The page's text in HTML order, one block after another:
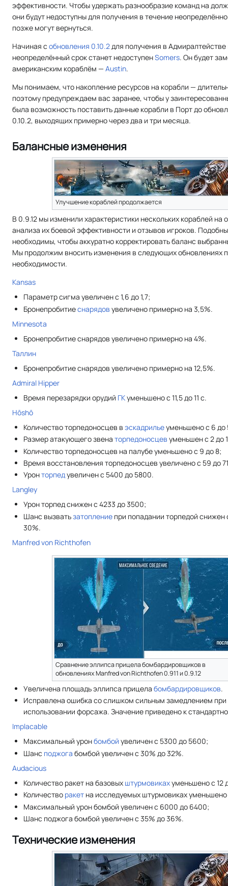
эффективности. Чтобы удержать разнообразие команд на
они будут недоступны для получения в течение
позже могут вернуться.
Начиная с обновления 0.10.2для получения в Адмиралтействе
неопределённый срок станет недоступенSomers. Он будет
американским кораблём — Austin.
Мы понимаем, что накопление ресурсов на корабли —
поэтому предупреждаем вас заранее, чтобы у
была возможность поставить данные корабли в Порт до
0.10.2, выходящих примерно через два и три месяца.
Балансные изменения
Улучшение кораблей продолжается
В 0.9.12 мы изменили характеристики нескольких кораблей на
анализа их боевой эффективности и отзывов игроков.
необходимы, чтобы аккуратно корректировать баланс
Мы продолжим вносить изменения в следующих обновлениях
необходимости.
Kansas
Параметр сигма увеличен с 1,6 до 1,7;
Бронепробитиеснарядов увеличено примерно на 3,5%.
Minnesota
Бронепробитие снарядов увеличено примерно на 4%.
Таллин
Бронепробитие снарядов увеличено примерно на 12,5%.
Admiral Hipper
Время перезарядки орудий ГКуменьшено с 11,5 до 11 с.
Hōshō
Количество торпедоносцев вэскадрильеуменьшено с 6 до
Размер атакующего звенаторпедоносцев уменьшен с 2 до
Количество торпедоносцев на палубе уменьшено с 9 до 8;
Время восстановления торпедоносцев увеличено с 59 до
Уронторпедувеличен с 5400 до 5800.
Langley
Урон торпед снижен с 4233 до 3500;
Шанс вызватьзатопление при попадании торпедой снижен
30%.
Manfred von Richthofen
Сравнение эллипса прицела бомбардировщиков в
обновлениях Manfred von Richthofen 0.911 и 0.9.12
Увеличена площадь эллипса прицелабомбардировщиков.
Исправлена ошибка со слишком сильным замедлением при
использовании форсажа. Значение приведено к
Implacable
Максимальный уронбомбой увеличен с 5300 до 5600;
Шанс поджога бомбой увеличен с 30% до 32%.
Audacious
Количество ракет на базовых штурмовикахуменьшено с 12
Количество ракет на исследуемых штурмовиках уменьшено
Максимальный урон бомбой увеличен с 6000 до 6400;
Шанс поджога бомбой увеличен с 35% до 36%.
Технические изменения